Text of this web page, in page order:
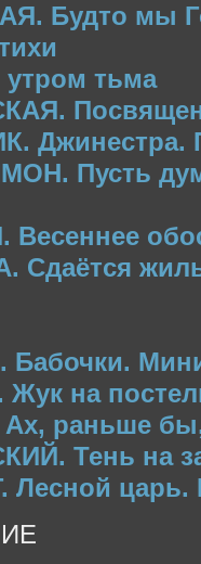
Будто мы
тьма
Джинестра.
Пусть
на
раньше бы,
Тень на
царь.